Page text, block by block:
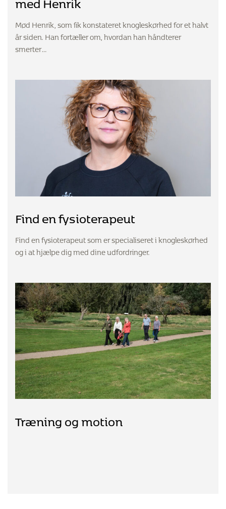
Mød Henrik, som fik konstateret knogleskørhed for et halvt
år siden. Han fortæller om, hvordan han håndterer
smerter…
Find en fysioterapeut
Find en fysioterapeut som er specialiseret i knogleskørhed
og i at hjælpe dig med dine udfordringer.
Træning og motion